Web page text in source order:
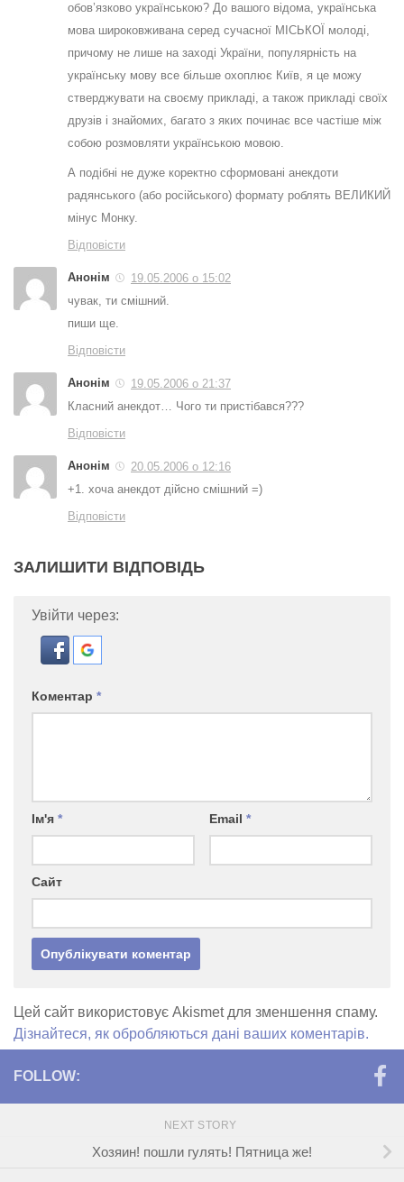
обов’язково українською? До вашого відома, українська
мова широковживана серед сучасної МІСЬКОЇ молоді,
причому не лише на заході України, популярність на
українську мову все більше охоплює Київ, я це можу
стверджувати на своєму прикладі, а також прикладі своїх
друзів і знайомих, багато з яких починає все частіше між
собою розмовляти українською мовою.
А подібні не дуже коректно сформовані анекдоти
радянського (або російського) формату роблять ВЕЛИКИЙ
мінус Монку.
Відповісти
Анонім
19.05.2006 о 15:02
чувак, ти смішний.
пиши ще.
Відповісти
Анонім
19.05.2006 о 21:37
Класний анекдот… Чого ти пристібався???
Відповісти
Анонім
20.05.2006 о 12:16
+1. хоча анекдот дійсно смішний =)
Відповісти
ЗАЛИШИТИ ВІДПОВІДЬ
Увійти через:
Коментар *
Ім'я * Email *
Сайт
Цей сайт використовує Akismet для зменшення спаму.
Дізнайтеся, як обробляються дані ваших коментарів.
FOLLOW:
NEXT STORY
Хозяин! пошли гулять! Пятница же!